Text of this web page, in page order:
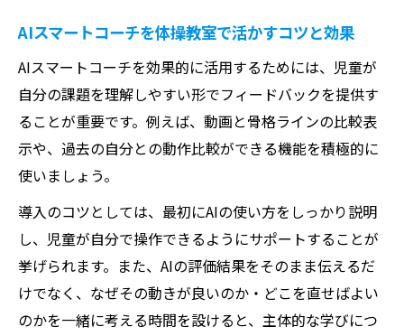
体操教室におけるAI実践が開く次世代の教
育環境
AI導入体操教室で期待される子どもの成長
戦略
体操教室の未来を変えるAIと協働する学び
方
AIスマートコーチを体操教室で活かすコツと効果
AIスマートコーチを効果的に活用するためには、児童が
自分の課題を理解しやすい形でフィードバックを提供す
ることが重要です。例えば、動画と骨格ラインの比較表
示や、過去の自分との動作比較ができる機能を積極的に
使いましょう。
導入のコツとしては、最初にAIの使い方をしっかり説明
し、児童が自分で操作できるようにサポートすることが
挙げられます。また、AIの評価結果をそのまま伝えるだ
けでなく、なぜその動きが良いのか・どこを直せばよい
のかを一緒に考える時間を設けると、主体的な学びにつ